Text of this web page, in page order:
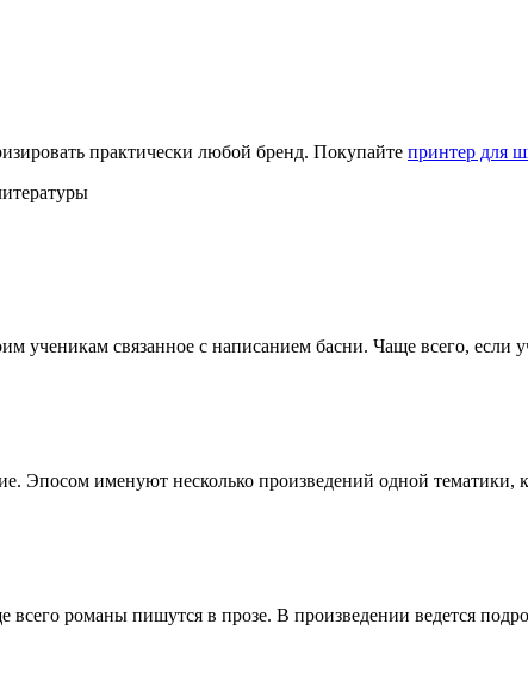
практически любой бренд. Покупайте принтер для
ученикам связанное с написанием басни. Чаще всего, если
Эпосом именуют несколько произведений одной
всего романы пишутся в прозе. В произведении ведется